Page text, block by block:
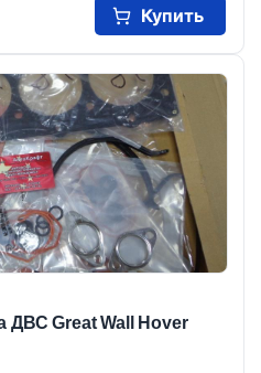
Купить
ДВС Great Wall Hover